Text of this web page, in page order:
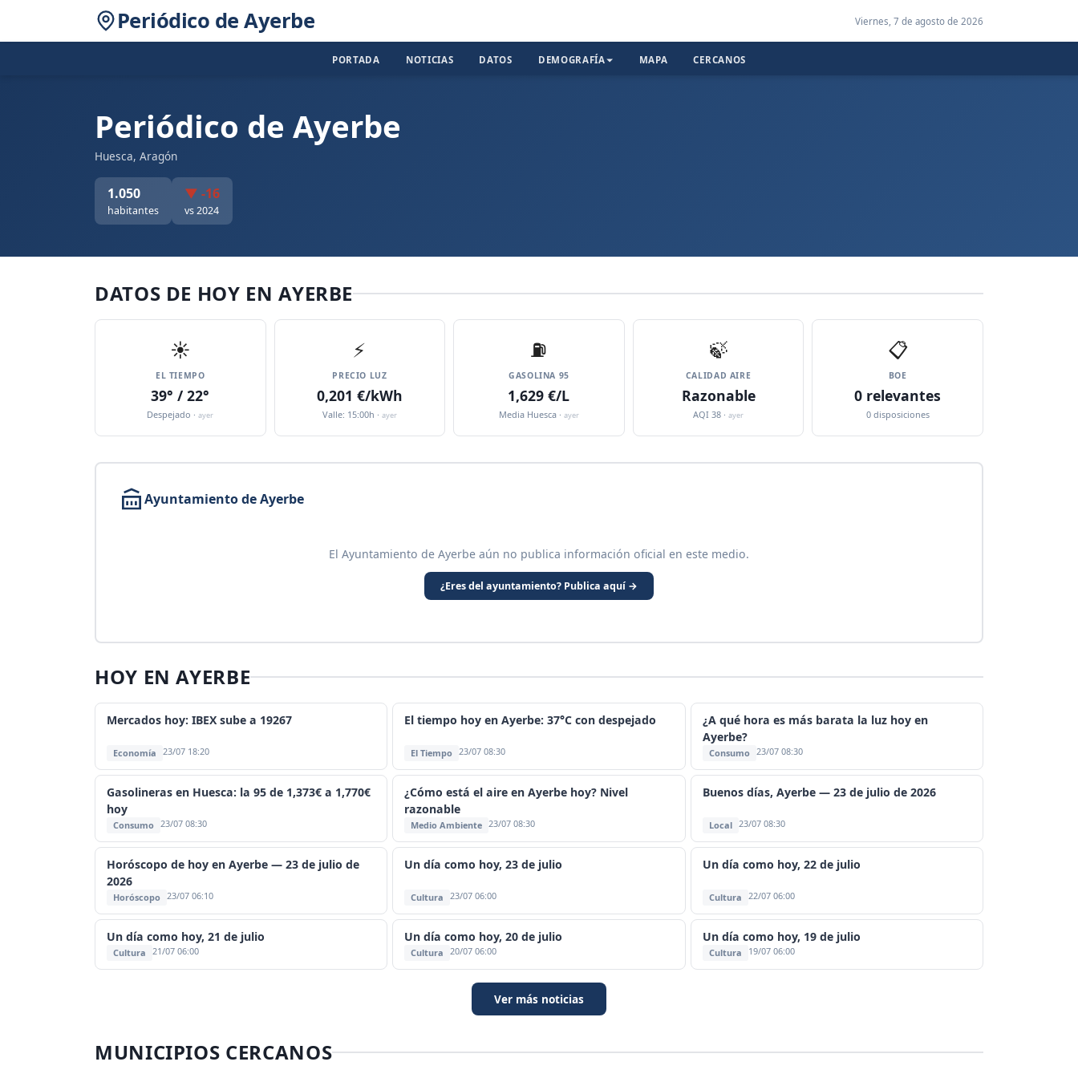
Periódico de Ayerbe Viernes, 7 de agosto de 2026
PORTADA NOTICIAS DATOS DEMOGRAFÍA MAPA CERCANOS
Periódico de Ayerbe
Huesca, Aragón
1.050
habitantes
▼ -16
vs 2024
DATOS DE HOY EN AYERBE
☀️
EL TIEMPO
39° / 22°
Despejado ·ayer
⚡
PRECIO LUZ
0,201 €/kWh
Valle: 15:00h · ayer
⛽️
GASOLINA 95
1,629 €/L
Media Huesca · ayer
🍃
CALIDAD AIRE
Razonable
AQI 38 ·ayer
📋
BOE
0 relevantes
0 disposiciones
Ayuntamiento de Ayerbe
El Ayuntamiento de Ayerbe aún no publica información oficial en este medio.
¿Eres del ayuntamiento? Publica aquí →
HOY EN AYERBE
Mercados hoy: IBEX sube a 19267
Economía 23/07 18:20
El tiempo hoy en Ayerbe: 37°C con despejado
El Tiempo 23/07 08:30
¿A qué hora es más barata la luz hoy en
Ayerbe?
Consumo 23/07 08:30
Gasolineras en Huesca: la 95 de 1,373€ a 1,770€
hoy
Consumo 23/07 08:30
¿Cómo está el aire en Ayerbe hoy? Nivel
razonable
Medio Ambiente 23/07 08:30
Buenos días, Ayerbe — 23 de julio de 2026
Local 23/07 08:30
Horóscopo de hoy en Ayerbe — 23 de julio de
2026
Horóscopo 23/07 06:10
Un día como hoy, 23 de julio
Cultura 23/07 06:00
Un día como hoy, 22 de julio
Cultura 22/07 06:00
Un día como hoy, 21 de julio
Cultura 21/07 06:00
Un día como hoy, 20 de julio
Cultura 20/07 06:00
Un día como hoy, 19 de julio
Cultura 19/07 06:00
Ver más noticias
MUNICIPIOS CERCANOS